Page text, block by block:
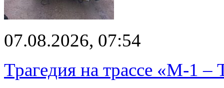
07.08.2026, 07:54
Трагедия на трассе «М-1 –